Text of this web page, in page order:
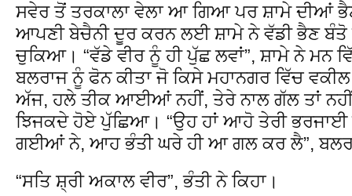
ਸਵੇਰ ਤੋਂ ਤਰਕਾਲਾ ਵੇਲਾ ਆ ਗਿਆ ਪਰ ਸ਼ਾਮੇ ਦੀਆਂ
ਆਪਣੀ ਬੇਚੈਨੀ ਦੂਰ ਕਰਨ ਲਈ ਸ਼ਾਮੇ ਨੇ ਵੱਡੀ ਭੈਣ ਬੰਤੋ
ਚੁਕਿਆ। “ਵੱਡੇ ਵੀਰ ਨੂੰ ਹੀ ਪੁੱਛ ਲਵਾਂ”, ਸ਼ਾਮੇ ਨੇ ਮਨ
ਬਲਰਾਜ ਨੂੰ ਫੋਨ ਕੀਤਾ ਜੋ ਕਿਸੇ ਮਹਾਨਗਰ ਵਿੱਚ
ਅੱਜ, ਹਲੇ ਤੀਕ ਆਈਆਂ ਨਹੀਂ, ਤੇਰੇ ਨਾਲ ਗੱਲ ਤਾਂ ਨਹੀਂ
ਝਿਜਕਦੇ ਹੋਏ ਪੁੱਛਿਆ। “ਉਹ ਹਾਂ ਆਹੋ ਤੇਰੀ ਭਰਜਾਈ
ਗਈਆਂ ਨੇ, ਆਹ ਭੰਤੀ ਘਰੇ ਹੀ ਆ ਗਲ ਕਰ ਲੈ”,
“ਸਤਿ ਸ਼੍ਰੀ ਅਕਾਲ ਵੀਰ”, ਭੰਤੀ ਨੇ ਕਿਹਾ।